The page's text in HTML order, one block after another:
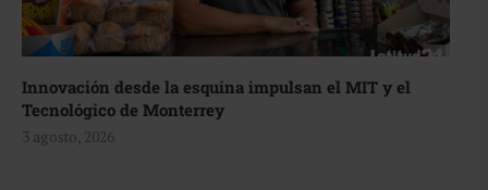
Innovación desde la esquina impulsan el MIT y el
Tecnológico de Monterrey
3 agosto, 2026